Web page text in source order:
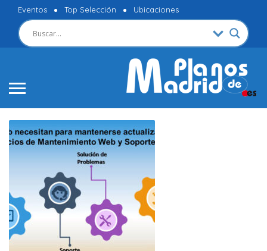
Eventos Top Selección Ubicaciones